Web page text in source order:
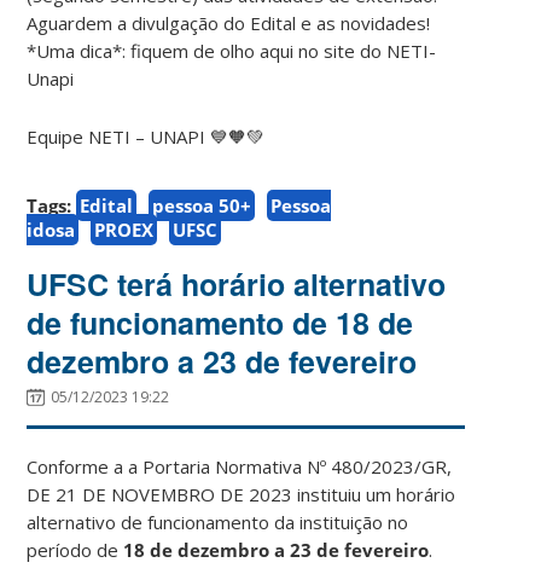
Aguardem a divulgação do Edital e as novidades!
*Uma dica*: fiquem de olho aqui no site do NETI-
Unapi
Equipe NETI – UNAPI 💙🧡💚
Tags: Edital pessoa 50+
Pessoa
idosa
PROEX UFSC
UFSC terá horário alternativo
de funcionamento de 18 de
dezembro a 23 de fevereiro
05/12/2023 19:22
Conforme a a Portaria Normativa Nº 480/2023/GR,
DE 21 DE NOVEMBRO DE 2023 instituiu um horário
alternativo de funcionamento da instituição no
período de 18 de dezembro a 23 de fevereiro.